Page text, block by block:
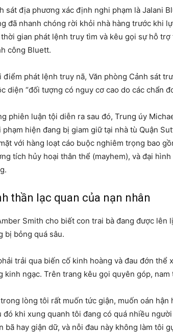
sát địa phương xác định nghi phạm là Jalani
đã nhanh chóng rời khỏi nhà hàng trước khi
gian phát lệnh truy tìm và kêu gọi sự hỗ
công Bluett.
điểm phát lệnh truy nã, Văn phòng Cảnh sát
diện “đối tượng có nguy cơ cao do các chẩn
phiên luận tội diễn ra sau đó, Trung úy
phạm hiện đang bị giam giữ tại nhà tù Quận
với hàng loạt cáo buộc nghiêm trọng bao
tích hủy hoại thân thể (mayhem), và đại
thần lạc quan của nạn nhân
Smith cho biết con trai bà đang được
bị bỏng quá sâu.
trải qua biến cố kinh hoàng và đau đớn thể
kinh ngạc. Trên trang kêu gọi quyên góp, nam
trong lòng tôi rất muốn tức giận, muốn oán
đó khi xung quanh tôi đang có quá nhiều
bã hay giận dữ, và nỗi đau này không làm tôi